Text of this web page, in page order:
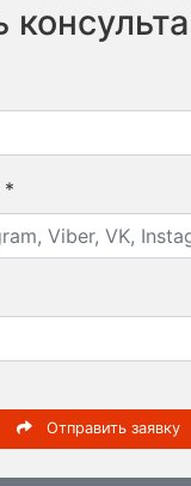
*
Отправить заявку